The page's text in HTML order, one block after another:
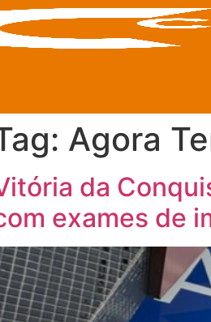
Agora
da
exames de